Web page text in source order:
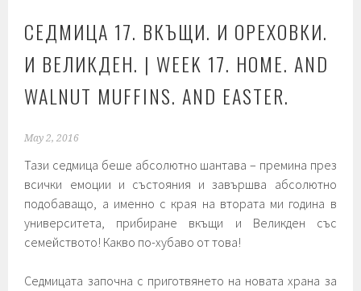
СЕДМИЦА 17. ВКЪЩИ. И ОРЕХОВКИ.
И ВЕЛИКДЕН. | WEEK 17. HOME. AND
WALNUT MUFFINS. AND EASTER.
May 2, 2016
Тази седмица беше абсолютно шантава – премина през
всички емоции и състояния и завършва абсолютно
подобаващо, а именно с края на втората ми година в
университета, прибиране вкъщи и Великден със
семейството! Какво по-хубаво от това!
Седмицата започна с приготвянето на новата храна за